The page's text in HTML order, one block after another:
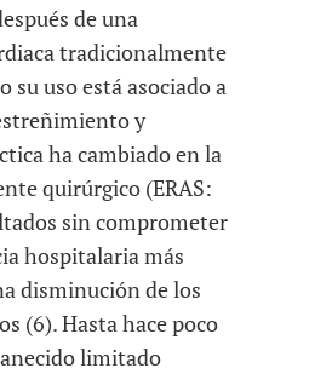
de una
tradicionalmente
su uso está asociado a
y
ha cambiado en la
quirúrgico (ERAS:
sin comprometer
hospitalaria más
disminución de los
(6). Hasta hace poco
limitado